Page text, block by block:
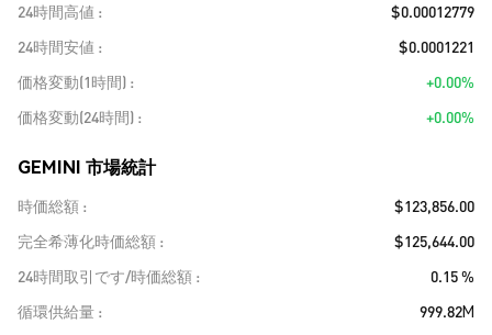
24時間高値
$0.00012779
24時間安値
$0.0001221
価格変動(1時間)
+0.00%
価格変動(24時間)
+0.00%
GEMINI 市場統計
時価総額
$123,856.00
完全希薄化時価総額
$125,644.00
24時間取引です/時価総額
0.15 %
循環供給量
999.82M